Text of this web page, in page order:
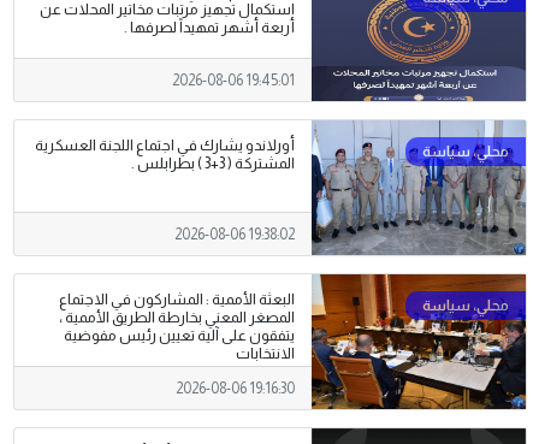
استكمال تجهيز مرتبات مخاتير المحلات عن
أربعة أشهر تمهيداً لصرفها .
2026-08-06 19:45:01
أورلاندو يشارك في اجتماع اللجنة العسكرية
المشتركة ( 3+3 ) بطرابلس .
2026-08-06 19:38:02
البعثة الأممية : المشاركون في الاجتماع
المصغر المعني بخارطة الطريق الأممية ،
يتفقون على آلية تعيين رئيس مفوضية
الانتخابات
2026-08-06 19:16:30